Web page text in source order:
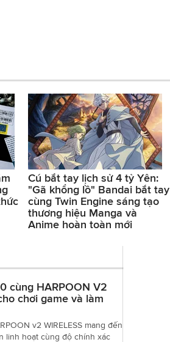
Cú bắt tay lịch sử 4 tỷ Yên:
"Gã khổng lồ" Bandai bắt tay
cùng Twin Engine sáng tạo
thương hiệu Manga và
Anime hoàn toàn mới
cùng HARPOON V2
chơi game và làm
v2 WIRELESS mang đến
linh hoạt cùng độ chính xác